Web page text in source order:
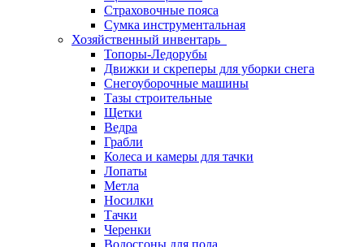
Страховочные пояса
Сумка инструментальная
Хозяйственный инвентарь
Топоры-Ледорубы
Движки и скреперы для уборки снега
Снегоуборочные машины
Тазы строительные
Щетки
Ведра
Грабли
Колеса и камеры для тачки
Лопаты
Метла
Носилки
Тачки
Черенки
Водосгоны для пола